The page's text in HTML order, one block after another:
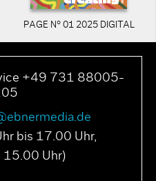
PAGE N° 01 2025 DIGITAL
+49 731 88005-
bis 17.00 Uhr,
15.00 Uhr)